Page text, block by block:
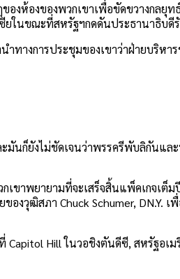
ห้องของพวกเขาเพื่อขัดขวางกลยุท
ยในขณะที่สหรัฐฯกดดันประธานาธิบดี
างการประชุมของเขาว่าฝ่ายบริหา
มันก็ยังไม่ชัดเจนว่าพรรครีพับลิกันแล
เขาพยายามที่จะเสร็จสิ้นแพ็คเกจเต็
วุฒิสภา Chuck Schumer, DN.Y.
Capitol Hill ในวอชิงตันดีซี, สหรัฐอเม